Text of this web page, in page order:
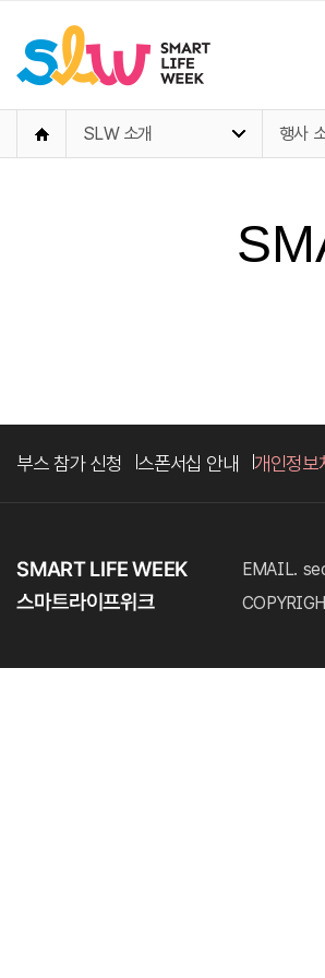
SLW 소개 행사
부스 참가 신청 스폰서십 안내 개인정보
EMAIL.